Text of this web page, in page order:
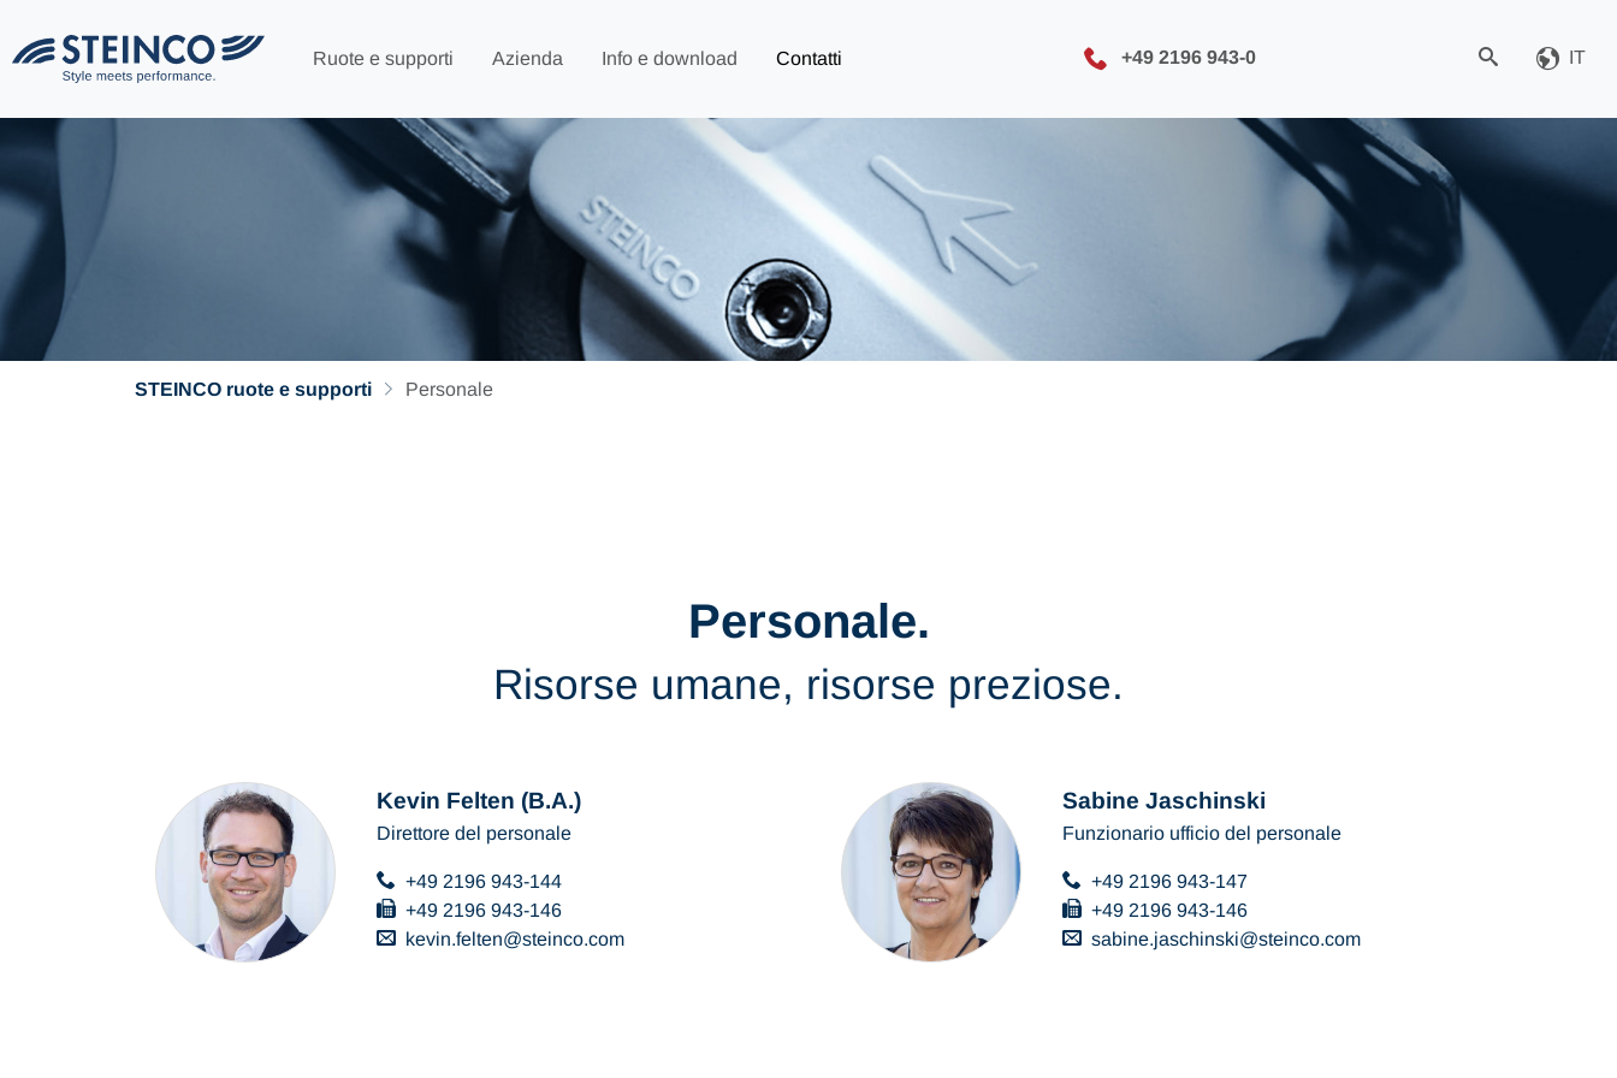
Ruote e supporti Azienda Info e download Contatti +49 2196 943-0 IT
STEINCO ruote e supporti Personale
Personale.
Risorse umane, risorse preziose.
Kevin Felten (B.A.)
Direttore del personale
+49 2196 943-144
+49 2196 943-146
kevin.felten
steinco com
Sabine Jaschinski
Funzionario ufficio del personale
+49 2196 943-147
+49 2196 943-146
sabine.jaschinski
steinco com